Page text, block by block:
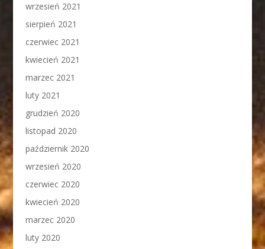
wrzesień 2021
sierpień 2021
czerwiec 2021
kwiecień 2021
marzec 2021
luty 2021
grudzień 2020
listopad 2020
październik 2020
wrzesień 2020
czerwiec 2020
kwiecień 2020
marzec 2020
luty 2020